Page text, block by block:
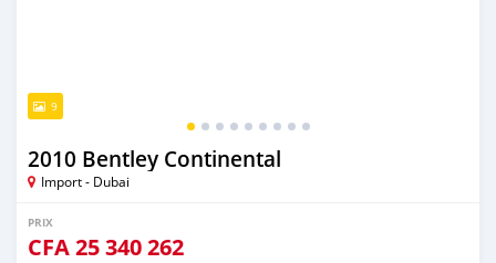
9
2010 Bentley Continental
Import - Dubai
PRIX
CFA25 340 262